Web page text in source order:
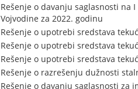
Rešenje o davanju saglasnosti na
Vojvodine za 2022. godinu
Rešenje o upotrebi sredstava
Rešenje o upotrebi sredstava
Rešenje o upotrebi sredstava
Rešenje o razrešenju dužnosti
Rešenje o davanju saglasnosti za